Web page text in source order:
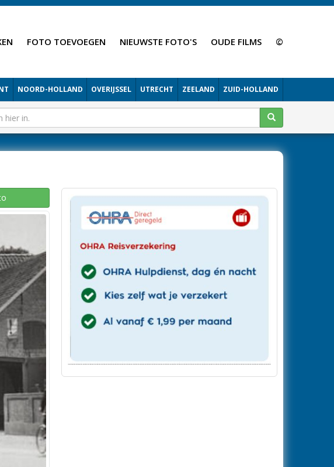
FOTO TOEVOEGEN NIEUWSTE FOTO'S OUDE FILMS ©
NOORD-HOLLAND OVERIJSSEL UTRECHT ZEELAND ZUID-HOLLAND